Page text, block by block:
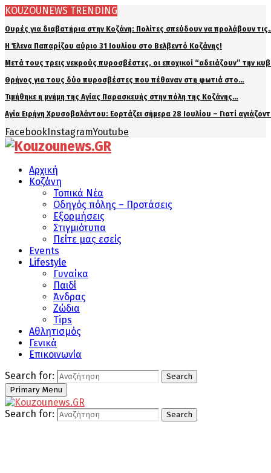
KOUZOUNEWS TRENDING
Ουρές για διαβατήρια στην Κοζάνη: Πολίτες σπεύδουν να προλάβουν
Η Έλενα Παπαρίζου αύριο 31 Ιουλίου στο Βελβεντό Κοζάνης!
Μετά τους τρεις νεκρούς πυροσβέστες, οι εποχικοί “αδειάζουν” την
Θρήνος για τους δύο πυροσβέστες που πέθαναν στη φωτιά στο…
Τιμήθηκε η μνήμη της Αγίας Παρασκευής στην πόλη της Κοζάνης…
Αγία Ειρήνη Χρυσοβαλάντου: Εορτάζει σήμερα 28 Ιουλίου – Γιατί
FacebookInstagramYoutube
Αρχική
Κοζάνη
Τοπικά Νέα
Οδηγός πόλης – Προτάσεις
Εξορμήσεις
Στιγμιότυπα
Πείτε μας εσείς
Events
Lifestyle
Γυναίκα
Παιδί
Άνδρας
Ζώδια
Tips
Αθλητισμός
Γενικά
Επικοινωνία
Search for:
Search
Primary Menu
Search for: Search